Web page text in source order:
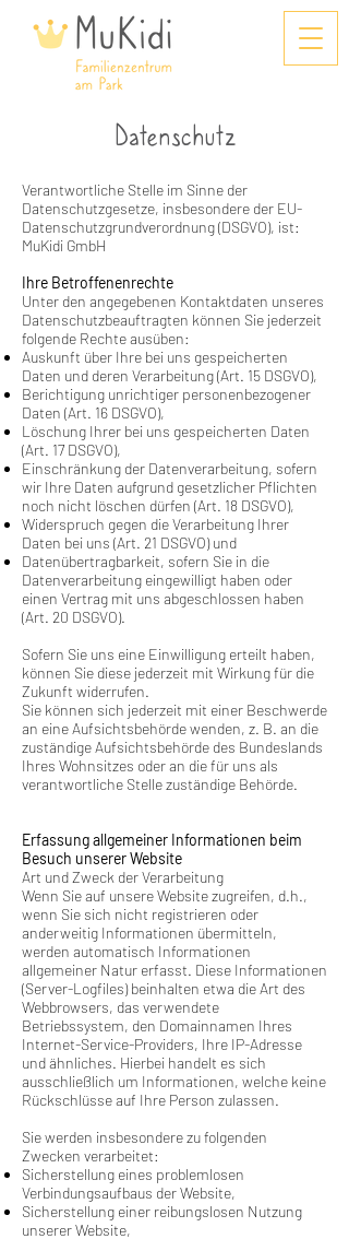
Datenschutz
Verantwortliche Stelle im Sinne der
Datenschutzgesetze, insbesondere der EU-
Datenschutzgrundverordnung (DSGVO), ist:
MuKidi GmbH
Ihre Betroffenenrechte
Unter den angegebenen Kontaktdaten unseres
Datenschutzbeauftragten können Sie jederzeit
folgende Rechte ausüben:
Auskunft über Ihre bei uns gespeicherten
Daten und deren Verarbeitung (Art. 15 DSGVO),
Berichtigung unrichtiger personenbezogener
Daten (Art. 16 DSGVO),
Löschung Ihrer bei uns gespeicherten Daten
(Art. 17 DSGVO),
Einschränkung der Datenverarbeitung, sofern
wir Ihre Daten aufgrund gesetzlicher Pflichten
noch nicht löschen dürfen (Art. 18 DSGVO),
Widerspruch gegen die Verarbeitung Ihrer
Daten bei uns (Art. 21 DSGVO) und
Datenübertragbarkeit, sofern Sie in die
Datenverarbeitung eingewilligt haben oder
einen Vertrag mit uns abgeschlossen haben
(Art. 20 DSGVO).
Sofern Sie uns eine Einwilligung erteilt haben,
können Sie diese jederzeit mit Wirkung für die
Zukunft widerrufen.
Sie können sich jederzeit mit einer Beschwerde
an eine Aufsichtsbehörde wenden, z. B. an die
zuständige Aufsichtsbehörde des Bundeslands
Ihres Wohnsitzes oder an die für uns als
verantwortliche Stelle zuständige Behörde.
Erfassung allgemeiner Informationen beim
Besuch unserer Website
Art und Zweck der Verarbeitung
Wenn Sie auf unsere Website zugreifen, d.h.,
wenn Sie sich nicht registrieren oder
anderweitig Informationen übermitteln,
werden automatisch Informationen
allgemeiner Natur erfasst. Diese Informationen
(Server-Logfiles) beinhalten etwa die Art des
Webbrowsers, das verwendete
Betriebssystem, den Domainnamen Ihres
Internet-Service-Providers, Ihre IP-Adresse
und ähnliches. Hierbei handelt es sich
ausschließlich um Informationen, welche keine
Rückschlüsse auf Ihre Person zulassen.
Sie werden insbesondere zu folgenden
Zwecken verarbeitet:
Sicherstellung eines problemlosen
Verbindungsaufbaus der Website,
Sicherstellung einer reibungslosen Nutzung
unserer Website,